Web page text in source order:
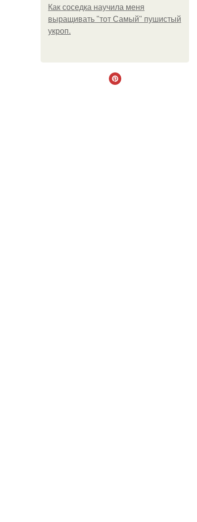
Как соседка научила меня
выращивать "тот Самый" пушистый
укроп.